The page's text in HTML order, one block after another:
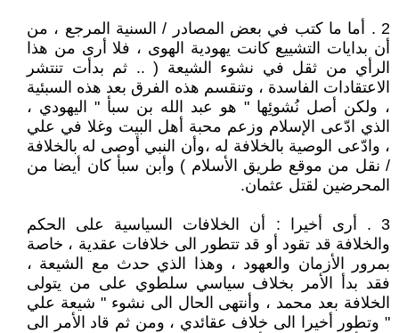
2 . أما ما كتب في بعض المصادر / السنية المرجع ، من
أن بدايات التشييع كانت يهودية الهوى ، فلا أرى من هذا
الرأي من ثقل في نشوء الشيعة ( .. ثم بدأت تنتشر
الاعتقادات الفاسدة ، وتنقسم هذه الفرق بعد هذه السبئية
، ولكن أصل نُشوئِها " هو عبد الله بن سبأ " اليهودي ،
الذي ادّعى الإسلام وزعم محبة أهل البيت وغلا في علي
، وادّعى الوصية بالخلافة له ،وأن النبي أوصى له بالخلافة
/ نقل من موقع طريق الأسلام ) وأبن سبأ كان أيضا من
المحرضين لقتل عثمان.
3 . أرى أخيرا : أن الخلافات السياسية على الحكم
والخلافة قد تقود أو قد تتطور الى خلافات عقدية ، خاصة
بمرور الأزمان والعهود ، وهذا الذي حدث مع الشيعة ،
فقد بدأ الأمر بخلاف سياسي سلطوي على من يتولى
الخلافة بعد محمد ، وأنتهى الحال الى نشوء " شيعة علي
" وتطور أخيرا الى خلاف عقائدي ، ومن ثم قاد الأمر الى